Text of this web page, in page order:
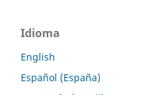
Idioma
English
Español (España)